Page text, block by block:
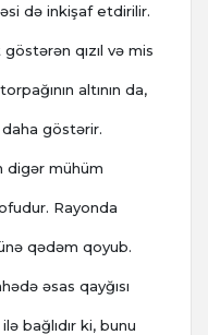
də inkişaf etdirilir.
qızıl və mis
altının da,
göstərir.
digər mühüm
Rayonda
qədəm qoyub.
əsas qayğısı
bağlıdır ki, bunu